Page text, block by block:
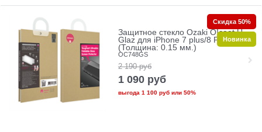
Защитное стекло Ozaki O!coat U-
Glaz для iPhone 7 plus/8 Plus
(Толщина: 0.15 мм.)
OC748GS
2 190 руб
1 090 руб
выгода 1 100 рубили 50%
Скидка 50%
Новинка